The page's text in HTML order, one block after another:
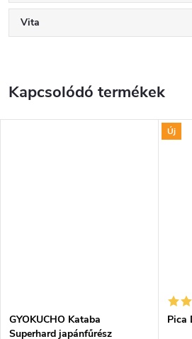
Vita
Kapcsolódó termékek
GYOKUCHO Kataba
Superhard japánfűrész
Új
Pica